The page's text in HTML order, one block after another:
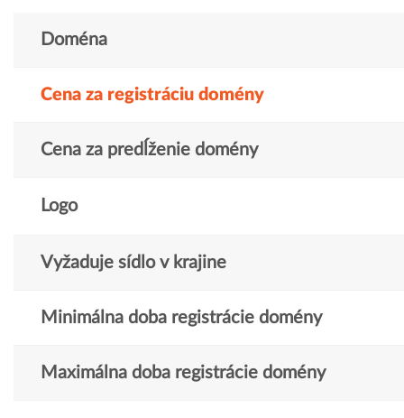
Doména
Cena za registráciu domény
Cena za predĺženie domény
Logo
Vyžaduje sídlo v krajine
Minimálna doba registrácie domény
Maximálna doba registrácie domény